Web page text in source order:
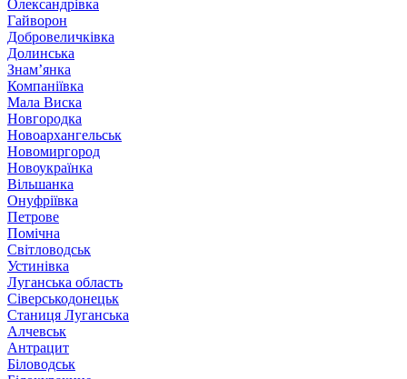
Олександрівка
Гайворон
Добровеличківка
Долинська
Знам’янка
Компаніївка
Мала Виска
Новгородка
Новоархангельськ
Новомиргород
Новоукраїнка
Вільшанка
Онуфріївка
Петрове
Помічна
Світловодськ
Устинівка
Луганська область
Сіверськодонецьк
Станиця Луганська
Алчевськ
Антрацит
Біловодськ